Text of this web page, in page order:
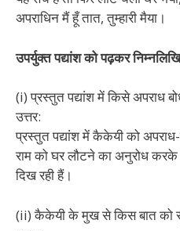
अपराधिन मैं हूँ तात, तुम्हारी मैया।
उपर्युक्त पद्यांश को पढ़कर
(i) प्रस्तुत पद्यांश में किसे अपराध
उत्तर:
प्रस्तुत पद्यांश में कैकेयी को
राम को घर लौटने का अनुरोध करके
दिख रही हैं।
(ii) कैकेयी के मुख से किस बात को